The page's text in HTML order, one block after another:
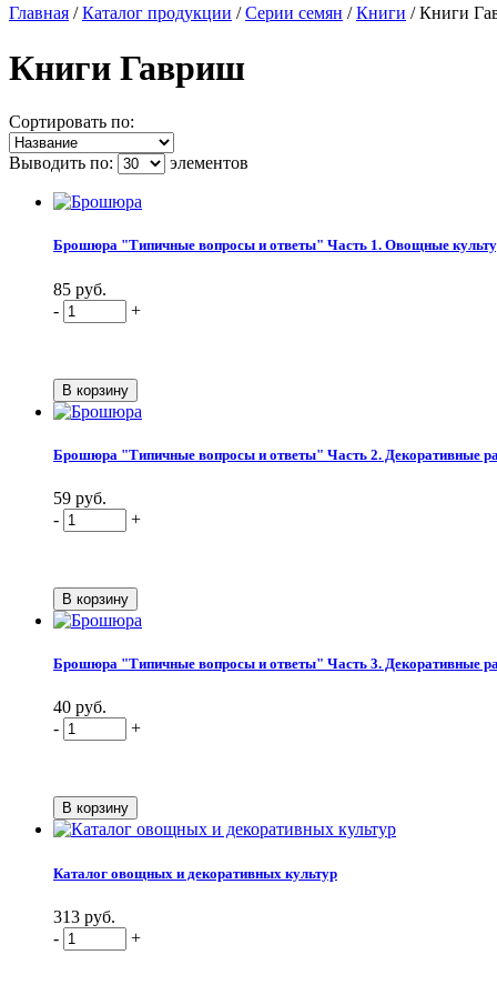
Главная /Каталог продукции /Серии семян /Книги /Книги
Книги Гавриш
Сортировать по:
Выводить по: элементов
Брошюра "Типичные вопросы и ответы" Часть 1. Овощные
85 руб.
-
+
Брошюра "Типичные вопросы и ответы" Часть 2. Декоративные
59 руб.
-
+
Брошюра "Типичные вопросы и ответы" Часть 3. Декоративные
40 руб.
-
+
Каталог овощных и декоративных культур
313 руб.
-
+